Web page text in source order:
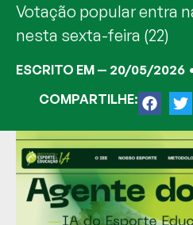
Votação popular entra
nesta sexta-feira (22)
ESCRITO EM — 20/05/2026
COMPARTILHE: